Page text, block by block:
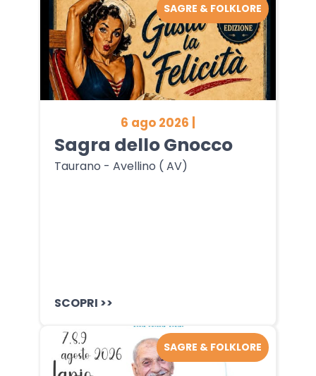
6 ago 2026 |
Sagra dello Gnocco
Taurano - Avellino ( AV)
SCOPRI >>
SAGRE & FOLKLORE
SAGRE & FOLKLORE